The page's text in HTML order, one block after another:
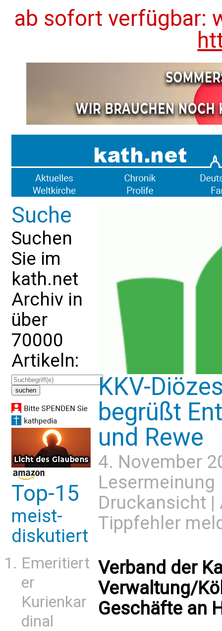
ab sofort verfügbar:
Suche
Suchen
Sie im
kath.net
Archiv in
über
70000
Artikeln:
Top-15
meist-
diskutiert
Emeritiert
er
Kurienkar
dinal
KKV-
begrüßt
und Rewe
4. November
Lesermeinung
Druckansicht |
Tippfehler
Verband der
Verwaltung/
Geschäfte an